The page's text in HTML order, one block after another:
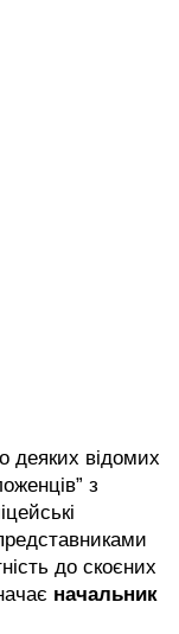
деяких відомих
з
до скоєних
начальник